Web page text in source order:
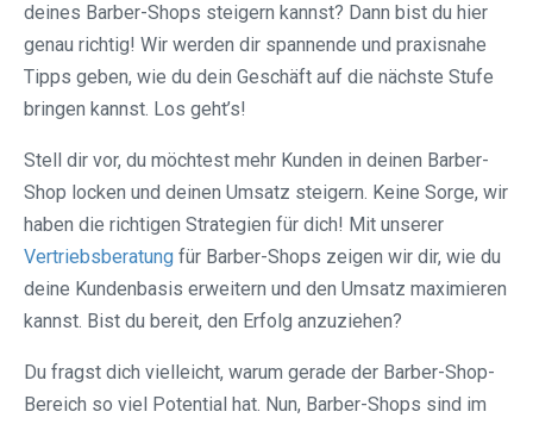
deines Barber-Shops steigern kannst? Dann bist du hier
genau richtig! Wir werden dir spannende und praxisnahe
Tipps geben, wie du dein Geschäft auf die nächste Stufe
bringen kannst. Los geht’s!
Stell dir vor, du möchtest mehr Kunden in deinen Barber-
Shop locken und deinen Umsatz steigern. Keine Sorge, wir
haben die richtigen Strategien für dich! Mit unserer
Vertriebsberatung für Barber-Shops zeigen wir dir, wie du
deine Kundenbasis erweitern und den Umsatz maximieren
kannst. Bist du bereit, den Erfolg anzuziehen?
Du fragst dich vielleicht, warum gerade der Barber-Shop-
Bereich so viel Potential hat. Nun, Barber-Shops sind im